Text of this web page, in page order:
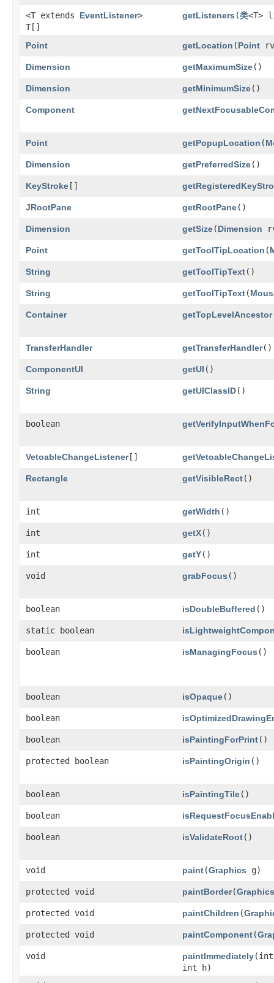
<T extends EventListener>
T[]
getListeners ​(类<T>
Point getLocation ​(Point
Dimension getMaximumSize()
Dimension getMinimumSize()
Component
Point getPopupLocation ​(
Dimension getPreferredSize()
KeyStroke []
JRootPane getRootPane()
Dimension getSize​(Dimension
Point getToolTipLocation ​(
String getToolTipText()
String getToolTipText​(
Container getTopLevelAncestor
TransferHandler getTransferHandler()
ComponentUI getUI ()
String getUIClassID()
boolean
VetoableChangeListener[]
Rectangle getVisibleRect()
int getWidth ()
int getX()
int getY()
void grabFocus ()
boolean isDoubleBuffered ()
static boolean
boolean isManagingFocus ()
boolean isOpaque()
boolean
boolean isPaintingForPrint()
protected boolean isPaintingOrigin ()
boolean isPaintingTile()
boolean
boolean isValidateRoot()
void paint​(Graphics g)
protected void paintBorder​(Graphics
protected void paintChildren ​(
protected void paintComponent​(
void paintImmediately
int h)